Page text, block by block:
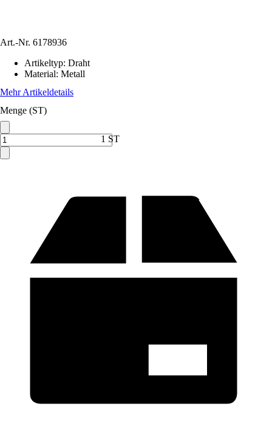
Art.-Nr. 6178936
Artikeltyp: Draht
Material: Metall
Mehr Artikeldetails
Menge (ST)
1 ST